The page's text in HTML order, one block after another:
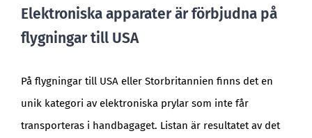
Elektroniska apparater är förbjudna på
flygningar till USA
På flygningar till USA eller Storbritannien finns det en
unik kategori av elektroniska prylar som inte får
transporteras i handbagaget. Listan är resultatet av det